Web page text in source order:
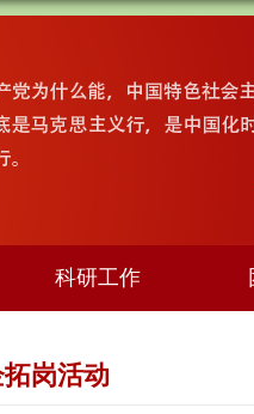
科研工作
岗活动